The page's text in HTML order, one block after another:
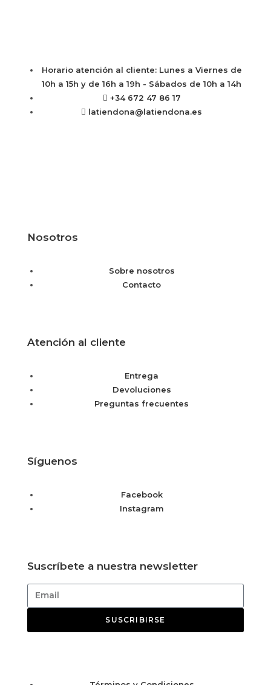
Horario atención al cliente: Lunes a Viernes de
10h a 15h y de 16h a 19h - Sábados de 10h a 14h
+34 672 47 86 17
latiendona@latiendona.es
Nosotros
Sobre nosotros
Contacto
Atención al cliente
Entrega
Devoluciones
Preguntas frecuentes
Síguenos
Facebook
Instagram
Suscríbete a nuestra newsletter
SUSCRIBIRSE